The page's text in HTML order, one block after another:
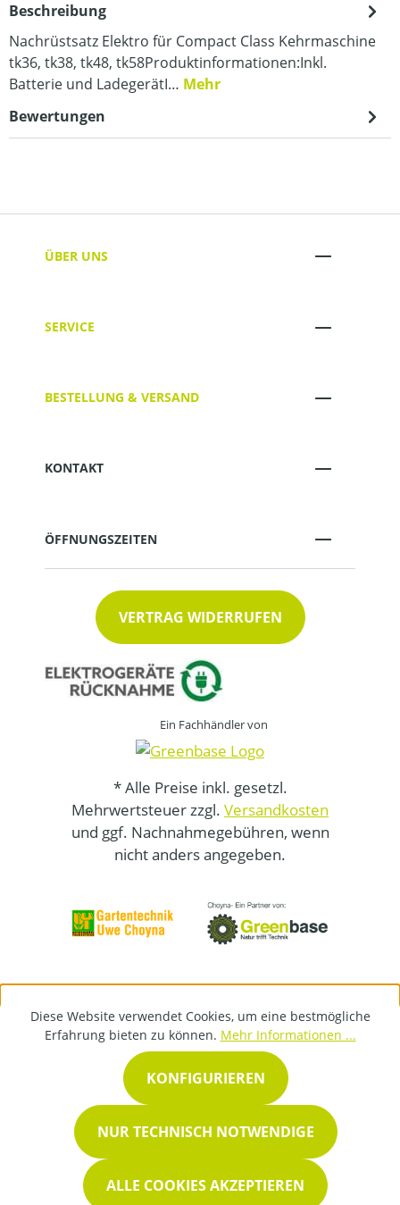
Beschreibung
Nachrüstsatz Elektro für Compact Class Kehrmaschine
tk36, tk38, tk48, tk58Produktinformationen:Inkl.
Batterie und LadegerätI… Mehr
Bewertungen
ÜBER UNS
SERVICE
BESTELLUNG & VERSAND
KONTAKT
ÖFFNUNGSZEITEN
VERTRAG WIDERRUFEN
Ein Fachhändler von
* Alle Preise inkl. gesetzl.
Mehrwertsteuer zzgl. Versandkosten
und ggf. Nachnahmegebühren, wenn
nicht anders angegeben.
Diese Website verwendet Cookies, um eine bestmögliche
Erfahrung bieten zu können. Mehr Informationen ...
NUR TECHNISCH NOTWENDIGE
KONFIGURIEREN
ALLE COOKIES AKZEPTIEREN